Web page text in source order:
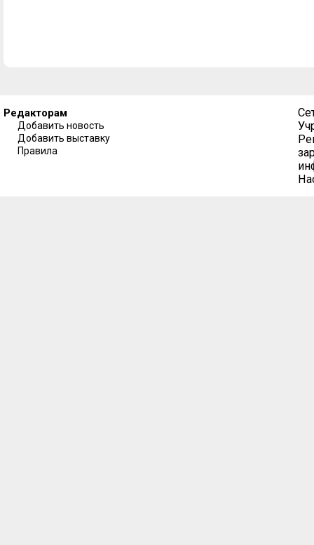
Редакторам
Добавить новость
Добавить выставку
Правила